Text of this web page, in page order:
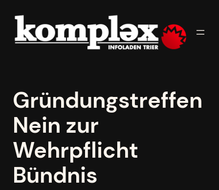
springen
Gründungstreffen
Nein zur
Wehrpflicht
Bündnis